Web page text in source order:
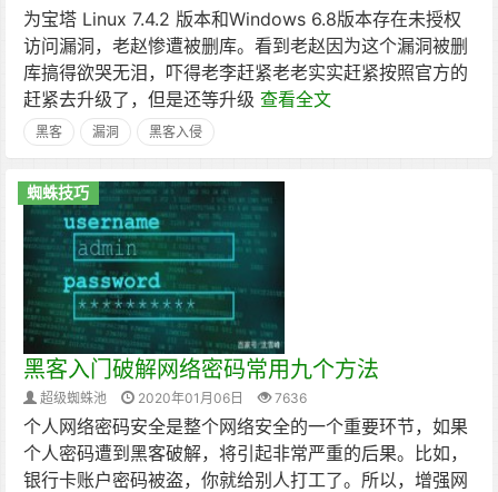
为宝塔 Linux 7.4.2 版本和Windows 6.8版本存在未授权
访问漏洞，老赵惨遭被删库。看到老赵因为这个漏洞被删
库搞得欲哭无泪，吓得老李赶紧老老实实赶紧按照官方的
赶紧去升级了，但是还等升级 查看全文
黑客 漏洞 黑客入侵
蜘蛛技巧
黑客入门破解网络密码常用九个方法
超级蜘蛛池 2020年01月06日 7636
个人网络密码安全是整个网络安全的一个重要环节，如果
个人密码遭到黑客破解，将引起非常严重的后果。比如，
银行卡账户密码被盗，你就给别人打工了。所以，增强网